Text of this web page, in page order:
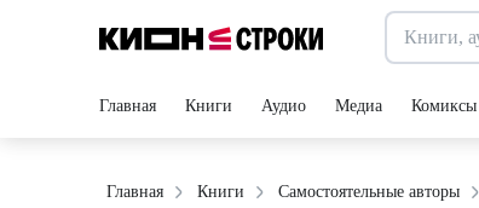
Главная Книги Аудио Медиа Комиксы
Главная Книги Самостоятельные авторы